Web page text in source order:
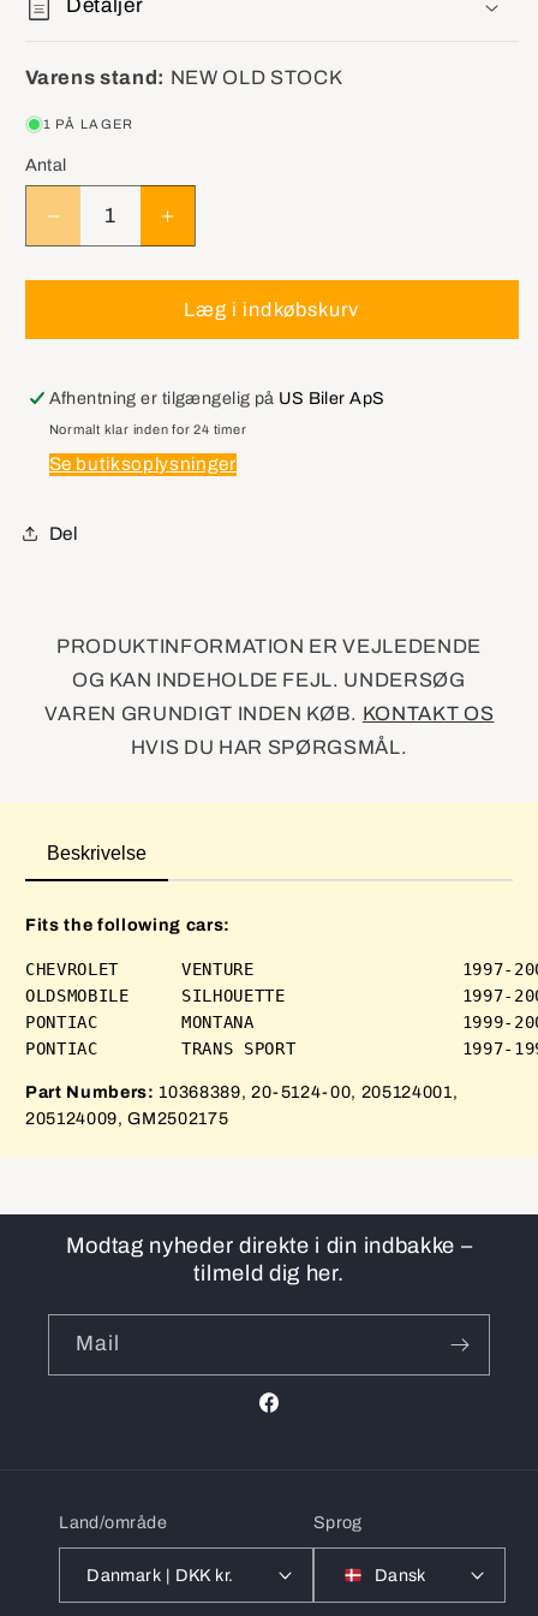
Detaljer
Varens stand: NEW OLD STOCK
1 PÅ LAGER
Antal
Reducer
antallet
for
10368389
Capsule
Assembly
Øg
antallet
for
GM
10368389
Capsule
Assembly
Læg i indkøbskurv
Afhentning er tilgængelig på US Biler ApS
Normalt klar inden for 24 timer
Se butiksoplysninger
Del
PRODUKTINFORMATION ER VEJLEDENDE
OG KAN INDEHOLDE FEJL. UNDERSØG
VAREN GRUNDIGT INDEN KØB. KONTAKT OS
HVIS DU HAR SPØRGSMÅL.
Beskrivelse
Fits the following cars:
CHEVROLET      VENTURE                    1997-
OLDSMOBILE     SILHOUETTE                 1997-
PONTIAC        MONTANA                    1999-
Part Numbers: 10368389, 20-5124-00, 205124001,
205124009, GM2502175
Modtag nyheder direkte i din indbakke –
tilmeld dig her.
Mail
Facebook
Land/område
Danmark | DKK kr.
Sprog
Dansk